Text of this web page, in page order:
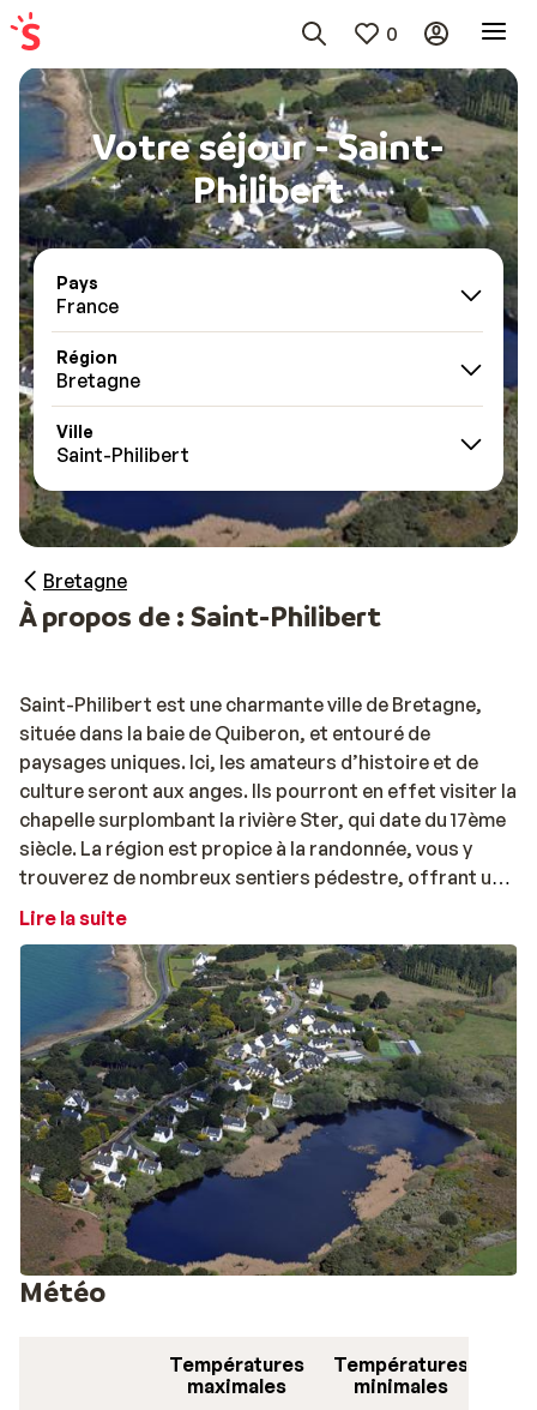
0
Votre séjour - Saint-
Philibert
Pays
France
Région
Bretagne
Ville
Saint-Philibert
Bretagne
À propos de : Saint-Philibert
Saint-Philibert est une charmante ville de Bretagne,
située dans la baie de Quiberon, et entouré de
paysages uniques. Ici, les amateurs d’histoire et de
culture seront aux anges. Ils pourront en effet visiter la
chapelle surplombant la rivière Ster, qui date du 17ème
siècle. La région est propice à la randonnée, vous y
trouverez de nombreux sentiers pédestre, offrant une
belle vue sur la côte.
Lire la suite
Météo
Températures
maximales
Températures
minimales